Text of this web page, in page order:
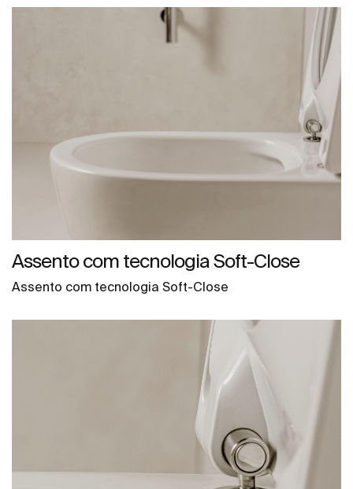
Assento com tecnologia Soft-Close
Assento com tecnologia Soft-Close